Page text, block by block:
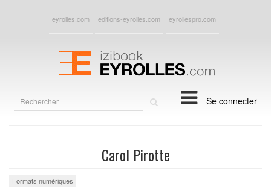
eyrolles.com editions-eyrolles.com eyrollespro.com
Se connecter
Carol Pirotte
Formats numériques